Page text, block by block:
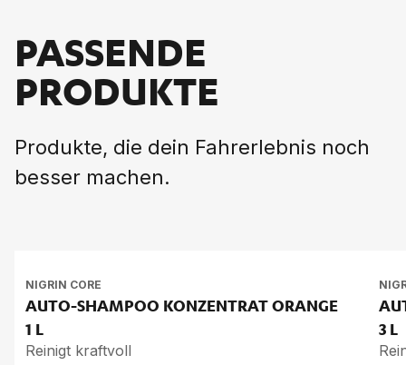
PASSENDE
PRODUKTE
Produkte, die dein Fahrerlebnis noch
besser machen.
NIGRIN CORE
AUTO-SHAM­POO KON­ZEN­TRAT ORAN­GE
1 L
Reinigt kraftvoll
3 L